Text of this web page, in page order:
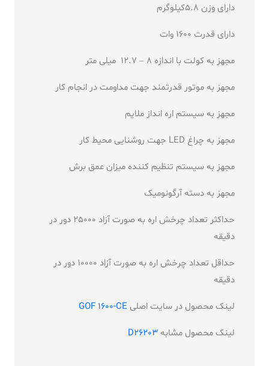
دارای وزن 5.8کیلوگرم
دارای قدرت 1600 وات
مجهز به کولت با اندازه 8 – 12.7 میلی متر
مجهز به موتور قدرتمند جهت مداومت در انجام کار
مجهز به سیستم اره انداز ملایم
مجهز به چراغ LED جهت روشنایی محیط کار
مجهز به سیستم تنظیم کننده میزان عمق برش
مجهز به دسته آرگونومیک
حداکثر تعداد چرخش اره به صورت آزاد 25000 دور در
دقیقه
حداقل تعداد چرخش اره به صورت آزاد 10000 دور در
دقیقه
لینک محصول در سایت اصلی GOF 1600-CE
لینک محصول مشابهD26203